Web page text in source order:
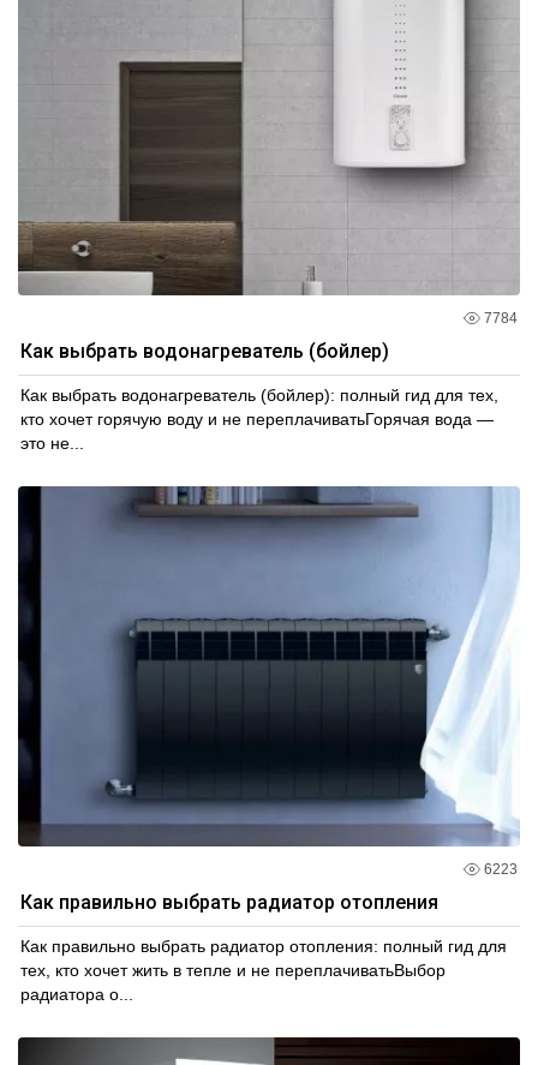
7784
Как выбрать водонагреватель (бойлер)
Как выбрать водонагреватель (бойлер): полный гид для тех,
кто хочет горячую воду и не переплачиватьГорячая вода —
это не...
6223
Как правильно выбрать радиатор отопления
Как правильно выбрать радиатор отопления: полный гид для
тех, кто хочет жить в тепле и не переплачиватьВыбор
радиатора о...